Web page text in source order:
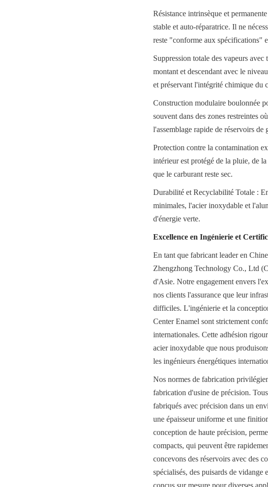
Résistance intrinsèque et
stable et auto-réparatrice. Il ne
reste "conforme aux spécifications"
Suppression totale des vapeurs
montant et descendant avec le
et préservant l'intégrité chimique du
Construction modulaire boulonnée
souvent dans des zones restreintes
l'assemblage rapide de réservoirs de
Protection contre la contamination
intérieur est protégé de la pluie, de
que le carburant reste sec.
Durabilité et Recyclabilité Totale :
minimales, l'acier inoxydable et
d'énergie verte.
Excellence en Ingénierie et
En tant que fabricant leader en
Zhengzhong Technology Co., Ltd
d'Asie. Notre engagement envers
nos clients l'assurance que leur
difficiles. L'ingénierie et la
Center Enamel sont strictement
internationales. Cette adhésion
acier inoxydable que nous
les ingénieurs énergétiques
Nos normes de fabrication
fabrication d'usine de précision.
fabriqués avec précision dans un
une épaisseur uniforme et une
conception de haute précision,
compacts, qui peuvent être
concevons des réservoirs avec des
spécialisés, des puisards de
conçus sur mesure pour diverses